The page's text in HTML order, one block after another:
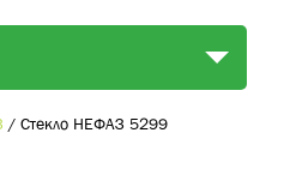
/ Стекло НЕФАЗ 5299